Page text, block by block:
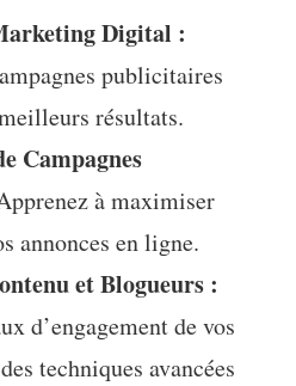
Digital :
publicitaires
résultats.
Campagnes
à maximiser
annonces en ligne.
et Blogueurs :
d’engagement de vos
techniques avancées